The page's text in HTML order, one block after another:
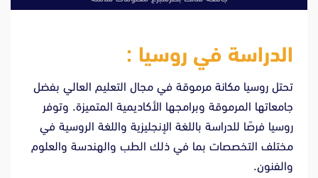
الدراسة في روسيا :
تحتل روسيا مكانة مرموقة في مجال التعليم العالي بفضل
جامعاتها المرموقة وبرامجها الأكاديمية المتميزة. وتوفر
روسيا فرصًا للدراسة باللغة الإنجليزية واللغة الروسية في
مختلف التخصصات بما في ذلك الطب والهندسة والعلوم
والفنون.